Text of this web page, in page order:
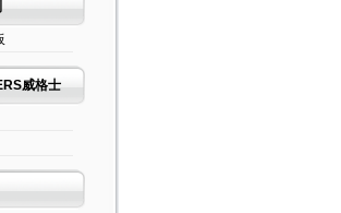
威格士